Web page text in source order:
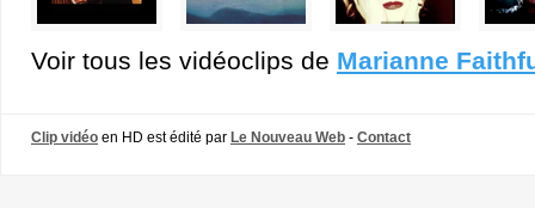
Voir tous les vidéoclips de Marianne
Clip vidéo en HD est édité par Le Nouveau Web - Contact